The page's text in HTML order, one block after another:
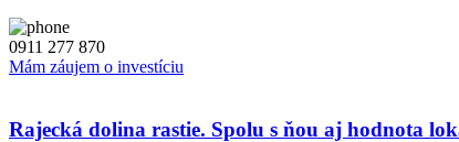
0911 277 870
Mám záujem o investíciu
Rajecká dolina rastie. Spolu s ňou aj hodnota